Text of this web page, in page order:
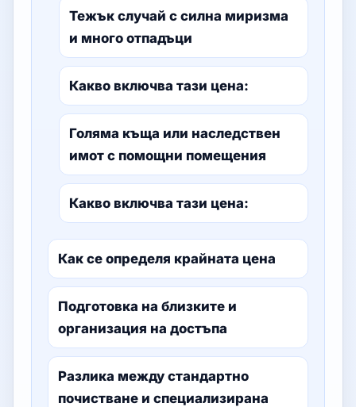
Тежък случай с силна миризма
и много отпадъци
Какво включва тази цена:
Голяма къща или наследствен
имот с помощни помещения
Какво включва тази цена:
Как се определя крайната цена
Подготовка на близките и
организация на достъпа
Разлика между стандартно
почистване и специализирана